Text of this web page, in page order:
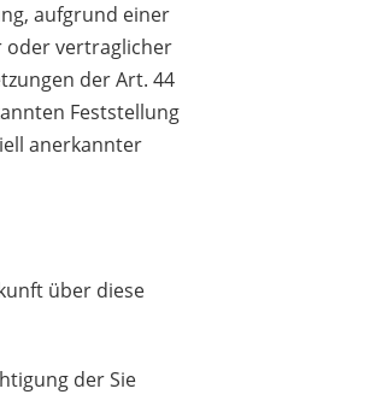
aufgrund einer
odervertraglicher
der Art. 44
Feststellung
anerkannter
über diese
der Sie